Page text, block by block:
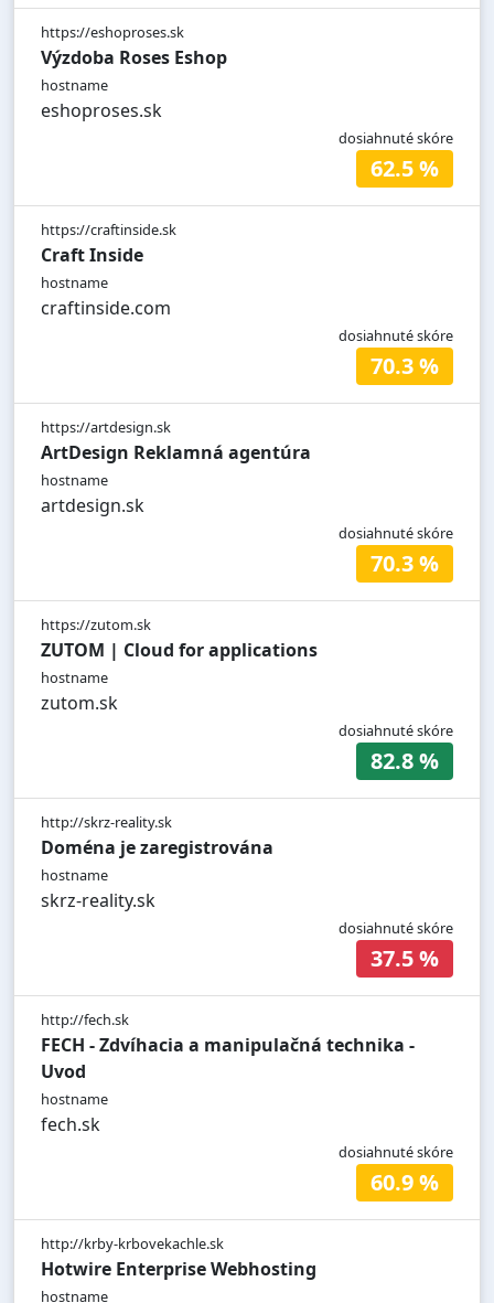
https://eshoproses.sk
Výzdoba Roses Eshop
hostname
eshoproses.sk
dosiahnuté skóre
62.5 %
https://craftinside.sk
Craft Inside
hostname
craftinside.com
dosiahnuté skóre
70.3 %
https://artdesign.sk
ArtDesign Reklamná agentúra
hostname
artdesign.sk
dosiahnuté skóre
70.3 %
https://zutom.sk
ZUTOM | Cloud for applications
hostname
zutom.sk
dosiahnuté skóre
82.8 %
http://skrz-reality.sk
Doména je zaregistrována
hostname
skrz-reality.sk
dosiahnuté skóre
37.5 %
http://fech.sk
FECH - Zdvíhacia a manipulačná technika -
Uvod
hostname
fech.sk
dosiahnuté skóre
60.9 %
http://krby-krbovekachle.sk
Hotwire Enterprise Webhosting
hostname